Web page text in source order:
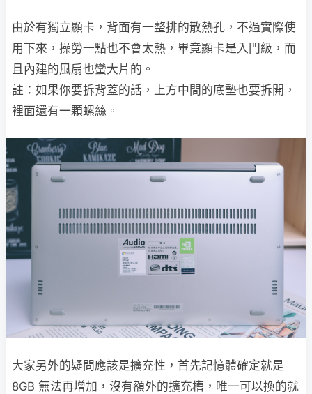
由於有獨立顯卡，背面有一整排的散熱孔，不過實際使
用下來，操勞一點也不會太熱，畢竟顯卡是入門級，而
且內建的風扇也蠻大片的。
註：如果你要拆背蓋的話，上方中間的底墊也要拆開，
裡面還有一顆螺絲。
大家另外的疑問應該是擴充性，首先記憶體確定就是
8GB 無法再增加，沒有額外的擴充槽，唯一可以換的就